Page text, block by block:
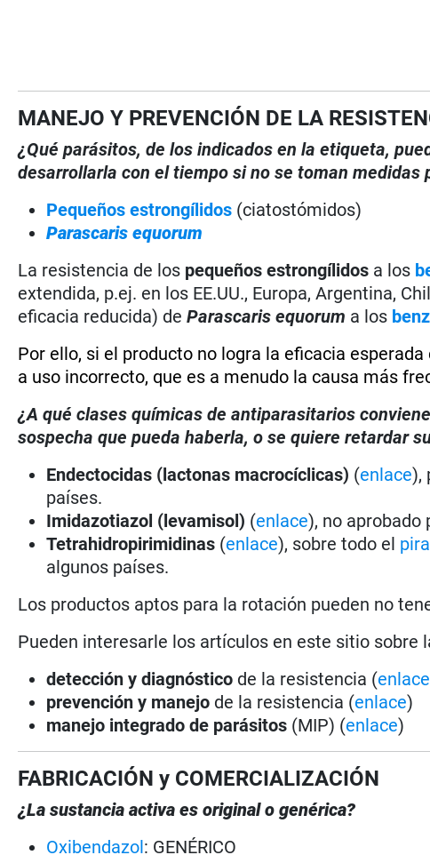
MANEJO Y PREVENCIÓN DE LA
¿Qué parásitos, de los indicados en la etiqueta,
desarrollarla con el tiempo si no se toman medidas
Pequeños estrongílidos (ciatostómidos)
Parascaris equorum
La resistencia de los pequeños estrongílidos a los
extendida, p.ej. en los EE.UU., Europa, Argentina,
eficacia reducida) deParascaris equorum a los
Por ello, si el producto no logra la eficacia
a uso incorrecto, que es a menudo la causa más
¿A qué clases químicas de antiparasitarios
sospecha que pueda haberla, o se quiere retardar
Endectocidas (lactonas macrocíclicas) (enlace),
países.
Imidazotiazol (levamisol) (enlace), no aprobado
Tetrahidropirimidinas (enlace), sobre todo el
algunos países.
Los productos aptos para la rotación pueden no
Pueden interesarle los artículos en este sitio sobre
detección y diagnóstico de la resistencia (enlace
prevención y manejo de la resistencia (enlace)
manejo integrado de parásitos (MIP) (enlace)
FABRICACIÓN y COMERCIALIZACIÓN
¿La sustancia activa es original o genérica?
Oxibendazol: GENÉRICO